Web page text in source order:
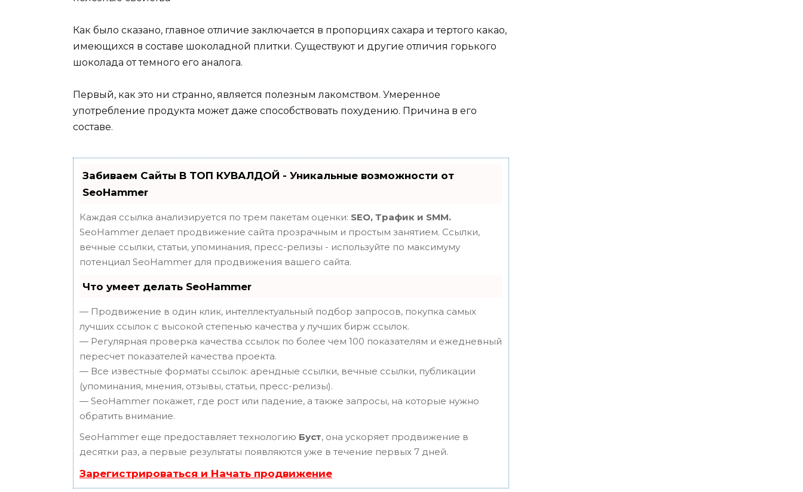
Как было сказано, главное отличие заключается в пропорциях сахара и тертого какао,
имеющихся в составе шоколадной плитки. Существуют и другие отличия горького
шоколада от темного его аналога.
Первый, как это ни странно, является полезным лакомством. Умеренное
употребление продукта может даже способствовать похудению. Причина в его
составе.
Забиваем Сайты В ТОП КУВАЛДОЙ - Уникальные возможности от
SeoHammer
Каждая ссылка анализируется по трем пакетам оценки: SEO, Трафик и SMM.
SeoHammer делает продвижение сайта прозрачным и простым занятием. Ссылки,
вечные ссылки, статьи, упоминания, пресс-релизы - используйте по максимуму
потенциал SeoHammer для продвижения вашего сайта.
Что умеет делать SeoHammer
— Продвижение в один клик, интеллектуальный подбор запросов, покупка самых
лучших ссылок с высокой степенью качества у лучших бирж ссылок.
— Регулярная проверка качества ссылок по более чем 100 показателям и ежедневный
пересчет показателей качества проекта.
— Все известные форматы ссылок: арендные ссылки, вечные ссылки, публикации
(упоминания, мнения, отзывы, статьи, пресс-релизы).
— SeoHammer покажет, где рост или падение, а также запросы, на которые нужно
обратить внимание.
SeoHammer еще предоставляет технологию Буст, она ускоряет продвижение в
десятки раз, а первые результаты появляются уже в течение первых 7 дней.
Зарегистрироваться и Начать продвижение